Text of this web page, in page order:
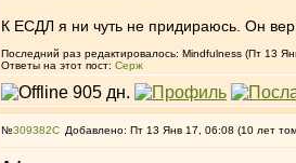
К ЕСДЛ я ни чуть не придираюсь. Он
Последний раз редактировалось: Mindfulness (Пт 13
Ответы на этот пост: Серж
№309382 Добавлено: Пт 13 Янв 17, 06:08 (10 лет